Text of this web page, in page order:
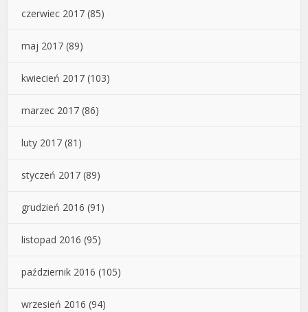
czerwiec 2017 (85)
maj 2017 (89)
kwiecień 2017 (103)
marzec 2017 (86)
luty 2017 (81)
styczeń 2017 (89)
grudzień 2016 (91)
listopad 2016 (95)
październik 2016 (105)
wrzesień 2016 (94)